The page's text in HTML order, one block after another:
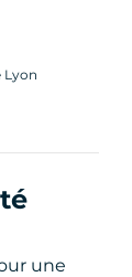
Lyon
une